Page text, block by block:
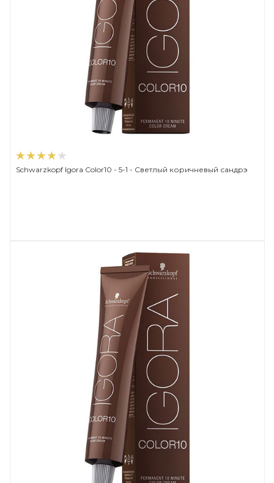
Schwarzkopf Igora Color10 - 5-1 - Светлый коричневый сандрэ